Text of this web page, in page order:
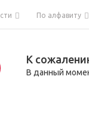
По алфавиту
К
В данный